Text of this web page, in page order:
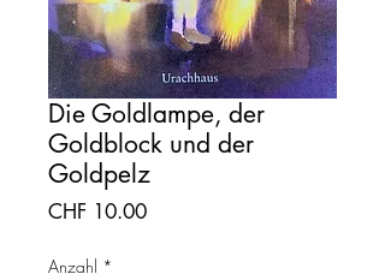
Die Goldlampe, der
Goldblock und der
Goldpelz
CHF 10.00Preis
Anzahl *